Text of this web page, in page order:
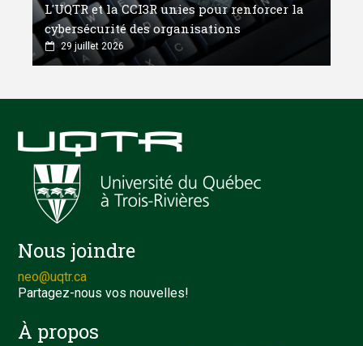
L'UQTR et la CCI3R unies pour renforcer la
cybersécurité des organisations
29 juillet 2026
Nous joindre
neo@uqtr.ca
Partagez-nous vos nouvelles!
À propos